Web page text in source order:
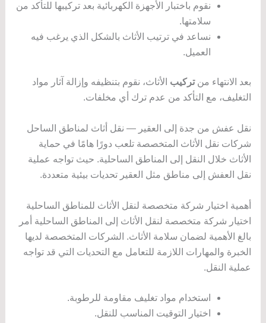
نقوم باختبار الأجهزة الكهربائية بعد تركيبها للتأكد من
سلامتها.
نساعد في ترتيب الأثاث بالشكل الذي يرغب فيه
العميل.
بعد الانتهاء منتركيب الأثاث، نقوم بتنظيفه وإزالة آثار مواد
التغليف، مع التأكد من عدم ترك أي مخلفات.
نقل عفش من جدة إلى العقير — نقل أثاث لمناطق الساحل
شركات نقل الأثاث المتخصصة تلعب دورًا هامًا في حماية
الأثاث خلال النقل إلى المناطق الساحلية. حيث تواجه عملية
نقل العفش إلى مناطق مثل العقير تحديات بيئية متعددة.
أهمية اختيار شركة متخصصة لنقل الأثاث للمناطق الساحلية
اختيار شركة متخصصة لنقل الأثاث إلى المناطق الساحلية أمر
بالغ الأهمية لضمان سلامة الأثاث. الشركات المتخصصة لديها
الخبرة والمهارات اللازمة للتعامل مع التحديات التي قد تواجه
عملية النقل.
استخدام مواد تغليف مقاومة للرطوبة.
اختيار التوقيت المناسب للنقل.